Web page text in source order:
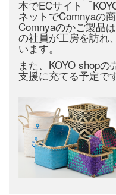
本でECサイト「
ネットでComnyaの
Comnyaのかご製品
の社員が工房を訪れ
います。
また、KOYO shop
支援に充てる予定で